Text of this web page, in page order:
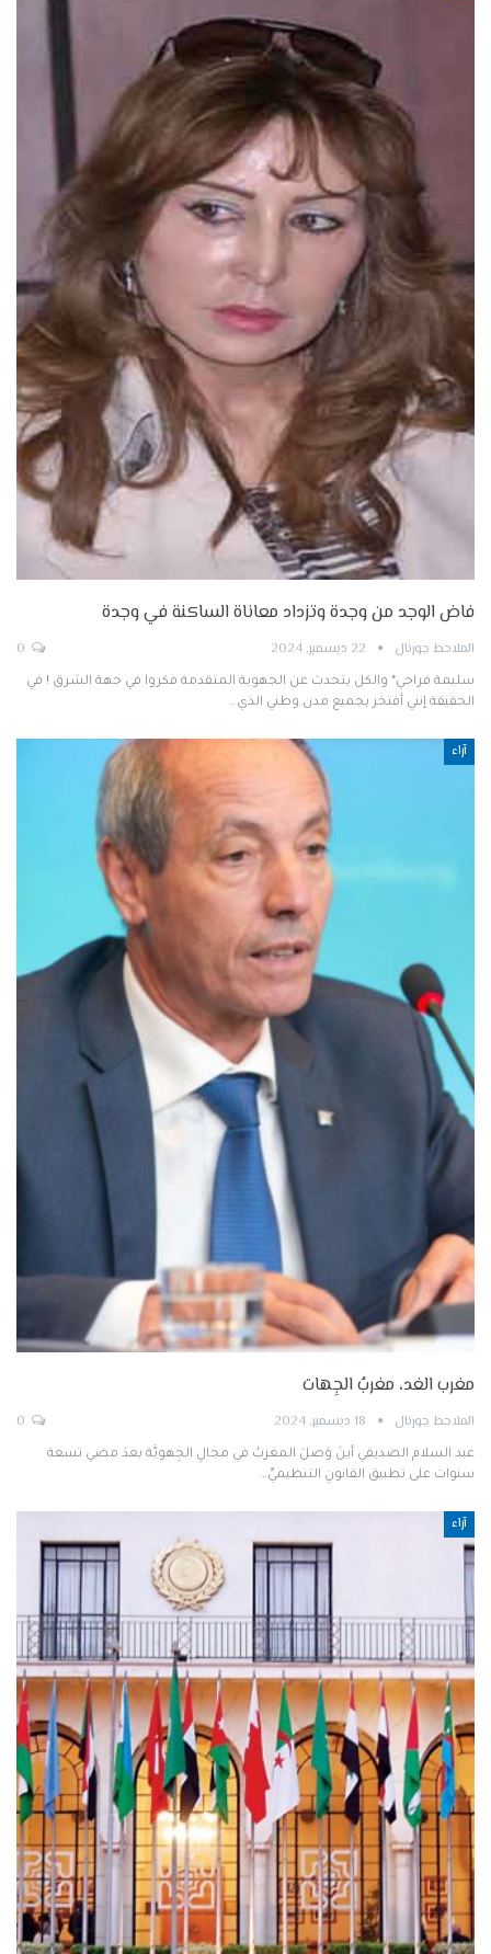
فاض الوجد من وجدة وتزداد معاناة الساكنة في وجدة
الملاحظ جورنال 22 ديسمبر, 2024
سليمة فراجي* والكل يتحدث عن الجهوية المتقدمة فكروا في جهة الشرق ! في
الحقيقة إنني أفتخر بجميع مدن وطني الذي…
آراء
مغرب الغد، مغربُ الجِهات
الملاحظ جورنال 18 ديسمبر, 2024
عبد السلام الصديقي أينَ وَصلَ المغربُ في مجالِ الجِهويَّة بعدَ مضي تسعة
سنوات على تطبيق القانونِ التنظيميِّ…
آراء